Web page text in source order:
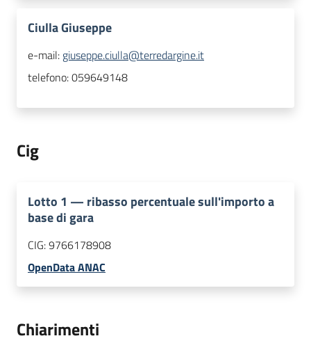
Ciulla Giuseppe
e-mail: giuseppe.ciulla@terredargine.it
telefono:059649148
Cig
Lotto 1 — ribasso percentuale sull'importo a
base di gara
CIG:9766178908
OpenData ANAC
Chiarimenti